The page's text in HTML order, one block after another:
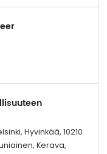
Hyvinkää, 10210
Kerava,